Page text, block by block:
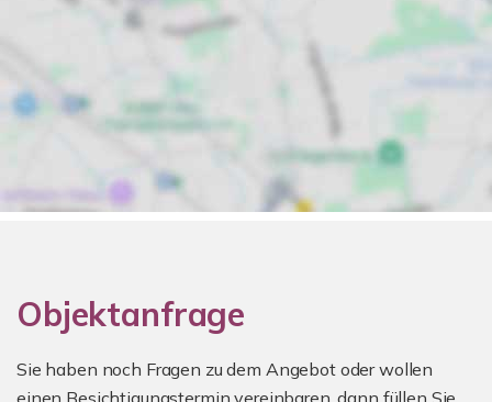
Objektanfrage
Sie haben noch Fragen zu dem Angebot oder wollen
einen Besichtigungstermin vereinbaren, dann füllen Sie